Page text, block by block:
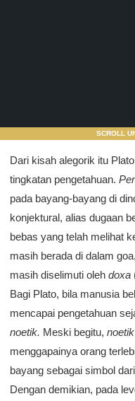
SCROLL
Dari kisah alegorik itu
tingkatan pengetahuan.
pada bayang-bayang di
konjektural, alias dugaan
bebas yang telah melihat
masih berada di dalam
masih diselimuti oleh doxa
Bagi Plato, bila manusia
mencapai pengetahuan
noetik. Meski begitu, noetik
menggapainya orang
bayang sebagai simbol
Dengan demikian, pada